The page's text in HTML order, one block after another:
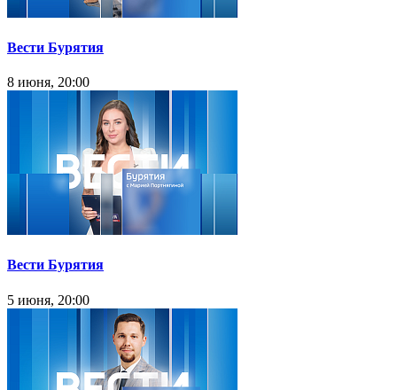
Вести Бурятия
8 июня, 20:00
Вести Бурятия
5 июня, 20:00